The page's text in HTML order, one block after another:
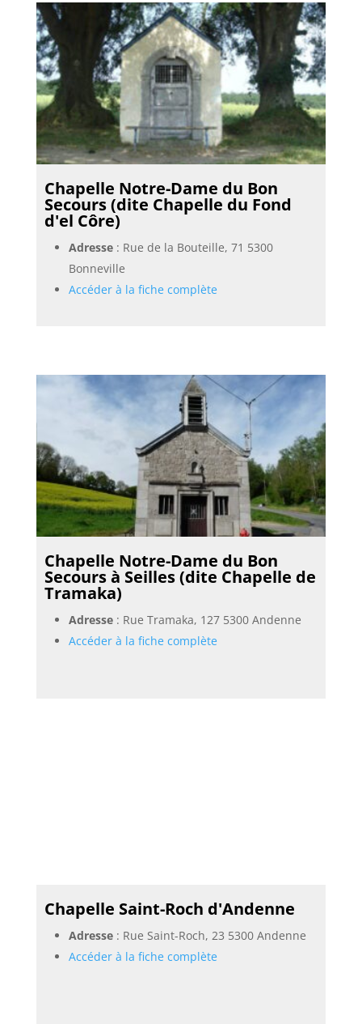
Chapelle Notre-Dame du Bon
Secours (dite Chapelle du Fond
d'el Côre)
Adresse: Rue de la Bouteille, 71 5300
Bonneville
Accéder à la fiche complète
Chapelle Notre-Dame du Bon
Secours à Seilles (dite Chapelle de
Tramaka)
Adresse: Rue Tramaka, 127 5300 Andenne
Accéder à la fiche complète
Chapelle Saint-Roch d'Andenne
Adresse: Rue Saint-Roch, 23 5300 Andenne
Accéder à la fiche complète